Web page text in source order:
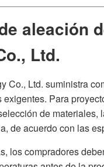
aleación
Ltd.
Co., Ltd. suministra
Para
de
de acuerdo con las
los compradores